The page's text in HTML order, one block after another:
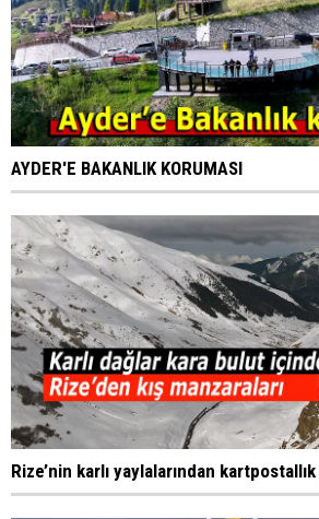
AYDER'E BAKANLIK KORUMASI
Rize’nin karlı yaylalarından